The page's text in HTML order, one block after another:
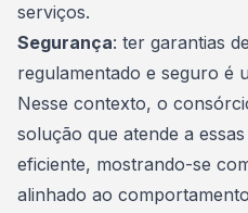
serviços.
Segurança: ter garantias
regulamentado e seguro é
Nesse contexto, o
solução que atende a
eficiente, mostrando-se
alinhado ao